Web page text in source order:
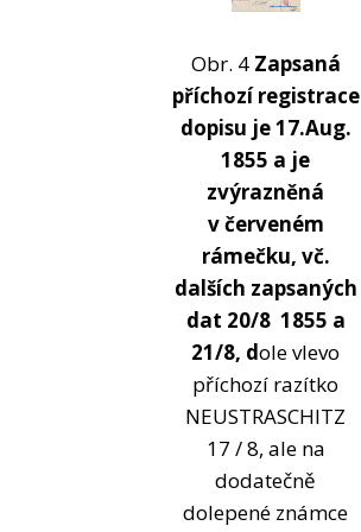
Obr. 4 Zapsaná
příchozí registrace
dopisu je 17.Aug.
1855 a je
zvýrazněná
v červeném
rámečku, vč.
dalších zapsaných
dat 20/8 1855 a
21/8, dole vlevo
příchozí razítko
NEUSTRASCHITZ
17 / 8, ale na
dodatečně
dolepené známce